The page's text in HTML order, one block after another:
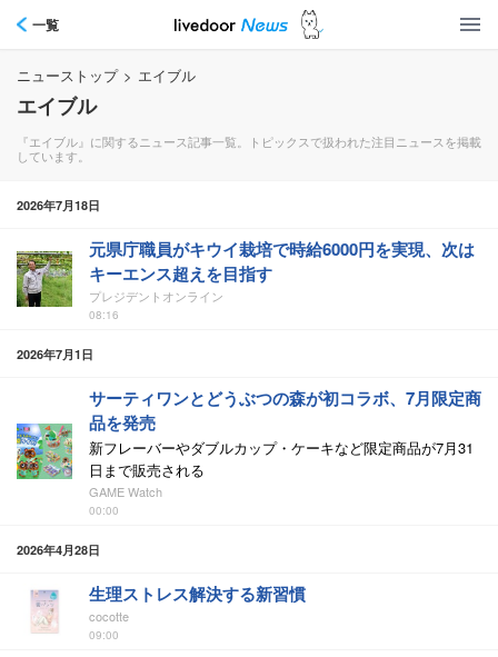
一覧
ニューストップ > エイブル
エイブル
『エイブル』に関するニュース記事一覧。トピックスで扱われた注目ニュースを掲載
しています。
2026年7月18日
元県庁職員がキウイ栽培で時給6000円を実現、次は
キーエンス超えを目指す
プレジデントオンライン
08:16
2026年7月1日
サーティワンとどうぶつの森が初コラボ、7月限定商
品を発売
新フレーバーやダブルカップ・ケーキなど限定商品が7月31
日まで販売される
GAME Watch
00:00
2026年4月28日
生理ストレス解決する新習慣
cocotte
09:00